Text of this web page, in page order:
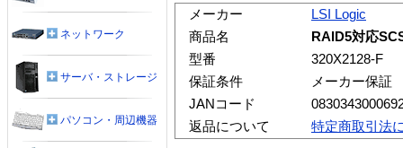
メーカー
LSI Logic
商品名
RAID5対応
型番
320X2128-F
保証条件
メーカー保証
JANコード
返品について
特定商取引法
ネットワーク
サーバ・ストレージ
パソコン・周辺機器